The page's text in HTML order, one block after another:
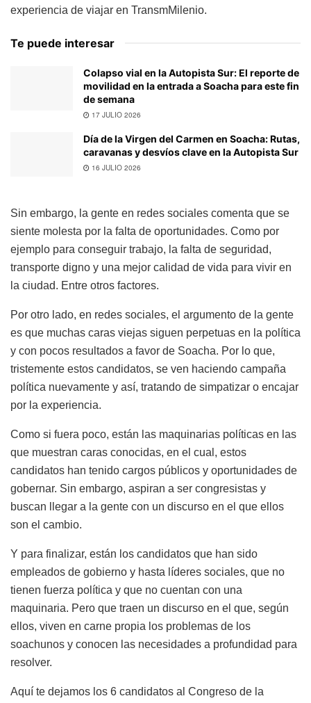
experiencia de viajar en TransmMilenio.
Te puede interesar
Colapso vial en la Autopista Sur: El reporte de
movilidad en la entrada a Soacha para este fin
de semana
17 JULIO 2026
Día de la Virgen del Carmen en Soacha: Rutas,
caravanas y desvíos clave en la Autopista Sur
16 JULIO 2026
Sin embargo, la gente en redes sociales comenta que se
siente molesta por la falta de oportunidades. Como por
ejemplo para conseguir trabajo, la falta de seguridad,
transporte digno y una mejor calidad de vida para vivir en
la ciudad. Entre otros factores.
Por otro lado, en redes sociales, el argumento de la gente
es que muchas caras viejas siguen perpetuas en la política
y con pocos resultados a favor de Soacha. Por lo que,
tristemente estos candidatos, se ven haciendo campaña
política nuevamente y así, tratando de simpatizar o encajar
por la experiencia.
Como si fuera poco, están las maquinarias políticas en las
que muestran caras conocidas, en el cual, estos
candidatos han tenido cargos públicos y oportunidades de
gobernar. Sin embargo, aspiran a ser congresistas y
buscan llegar a la gente con un discurso en el que ellos
son el cambio.
Y para finalizar, están los candidatos que han sido
empleados de gobierno y hasta líderes sociales, que no
tienen fuerza política y que no cuentan con una
maquinaria. Pero que traen un discurso en el que, según
ellos, viven en carne propia los problemas de los
soachunos y conocen las necesidades a profundidad para
resolver.
Aquí te dejamos los 6 candidatos al Congreso de la